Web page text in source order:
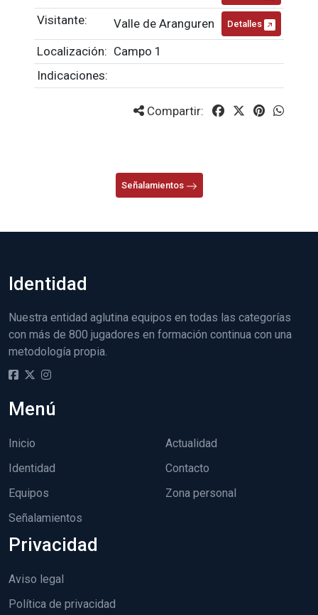
Visitante: Valle de Aranguren Detalles
Localización: Campo 1
Indicaciones:
Compartir:
Señalamientos
Identidad
Nuestra entidad aglutina equipos en todas las categorías
con más de 800 jugadores en formación continua con una
metodología propia.
Menú
Inicio
Identidad
Equipos
Señalamientos
Actualidad
Contacto
Zona personal
Privacidad
Aviso legal
Política de privacidad